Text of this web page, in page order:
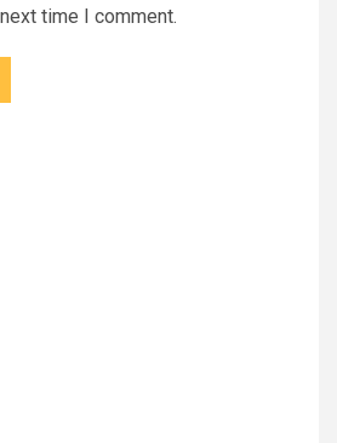
time I comment.